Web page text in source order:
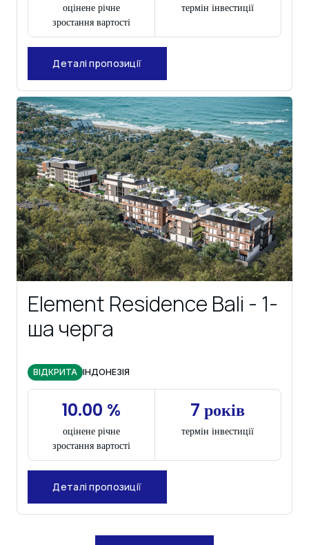
Деталі пропозиції
оцінене річне
зростання вартості
термін інвестиції
Element Residence Bali - 1-
ша черга
ВІДКРИТА ІНДОНЕЗІЯ
Деталі пропозиції
оцінене річне
зростання вартості
10.00 %
термін інвестиції
7 років